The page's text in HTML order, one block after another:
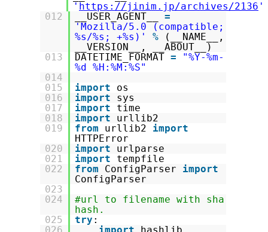
' https://jinim.jp/archives/2136 '
012
__USER_AGENT__ =
'Mozilla/5.0 (compatible;
%s/%s; +%s)'
%
(__NAME__,
__VERSION__, __ABOUT__)
013
DATETIME_FORMAT =
"%Y-%m-
%d %H:%M:%S"
014
015
import
os
016
import
sys
017
import
time
018
import
urllib2
019
from urllib2 import
HTTPError
020
import
urlparse
021
import
tempfile
022
from ConfigParser import
ConfigParser
023
024
#url to filename with sha
hash.
025
try :